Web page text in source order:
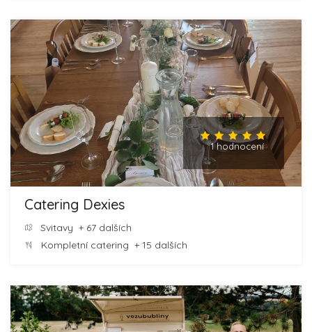
1 hodnocení
Catering Dexies
Svitavy + 67 dalších
Kompletní catering + 15 dalších